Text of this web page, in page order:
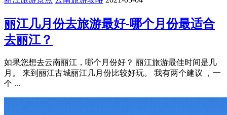
丽江几月份去旅游最好-哪个月份最适合
去丽江？
如果您想去云南丽江，哪个月份好？ 丽江旅游最佳时间是几
月。 来到丽江古城丽江几月份比较好玩。 我有两个建议 ，一
个 ...